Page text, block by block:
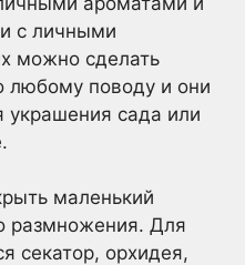
с личными
можно сделать
любому поводу и они
украшения сада или
маленький
размножения. Для
секатор, орхидея,